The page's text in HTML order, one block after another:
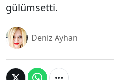
gülümsetti.
Deniz Ayhan